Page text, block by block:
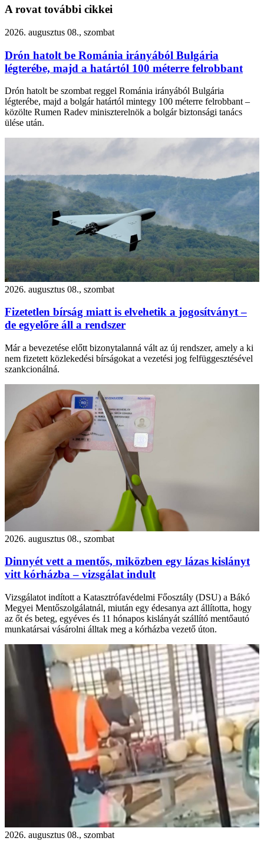
A rovat további cikkei
2026. augusztus 08., szombat
Drón hatolt be Románia irányából Bulgária
légterébe, majd a határtól 100 méterre felrobbant
Drón hatolt be szombat reggel Románia irányából Bulgária
légterébe, majd a bolgár határtól mintegy 100 méterre felrobbant –
közölte Rumen Radev miniszterelnök a bolgár biztonsági tanács
ülése után.
2026. augusztus 08., szombat
Fizetetlen bírság miatt is elvehetik a jogosítványt –
de egyelőre áll a rendszer
Már a bevezetése előtt bizonytalanná vált az új rendszer, amely a ki
nem fizetett közlekedési bírságokat a vezetési jog felfüggesztésével
szankcionálná.
2026. augusztus 08., szombat
Dinnyét vett a mentős, miközben egy lázas kislányt
vitt kórházba – vizsgálat indult
Vizsgálatot indított a Katasztrófavédelmi Főosztály (DSU) a Bákó
Megyei Mentőszolgálatnál, miután egy édesanya azt állította, hogy
az őt és beteg, egyéves és 11 hónapos kislányát szállító mentőautó
munkatársai vásárolni álltak meg a kórházba vezető úton.
2026. augusztus 08., szombat